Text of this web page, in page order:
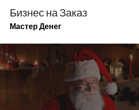
содержимому
Бизнес на Заказ
Мастер Денег